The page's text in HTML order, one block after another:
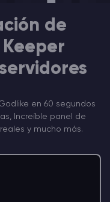
de
en 60 segundos
Increíble panel de
y mucho más.